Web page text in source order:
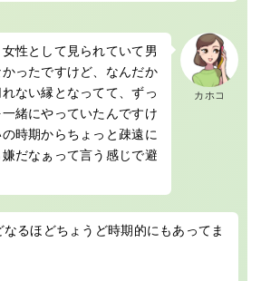
カホコ
性として見られていて男
ったですけど、なんだか
ない縁となってて、ずっ
緒にやっていたんですけ
時期からちょっと疎遠に
だなぁって言う感じで避
なるほどちょうど時期的にもあってま